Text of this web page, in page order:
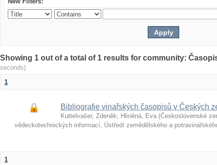
Showing 1 out of a total of 1 results for community:
seconds)
1
Bibliografie vinařských časopisů v Českých
Kuttelvašer, Zdeněk; Hliněná, Eva (Československé
vědeckotechnických informací, Ústředí zemědělského a
1